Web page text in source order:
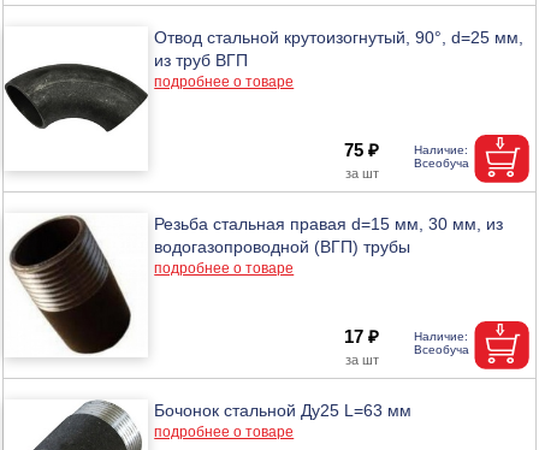
Отвод стальной крутоизогнутый, 90°, d=25 мм,
из труб ВГП
подробнее о товаре
75 ₽
Резьба стальная правая d=15 мм, 30 мм, из
водогазопроводной (ВГП) трубы
подробнее о товаре
17 ₽
Бочонок стальной Ду25 L=63 мм
подробнее о товаре